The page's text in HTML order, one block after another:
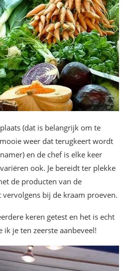
(dat is belangrijk om te
weer dat terugkeert wordt
en de chef is elke keer
ook. Je bereidt ter plekke
de producten van de
bij de kraam proeven.
keren getest en het is echt
ik je ten zeerste aanbeveel!